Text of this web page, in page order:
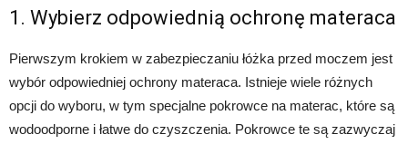
1. Wybierz odpowiednią ochronę materaca
Pierwszym krokiem w zabezpieczaniu łóżka przed moczem jest
wybór odpowiedniej ochrony materaca. Istnieje wiele różnych
opcji do wyboru, w tym specjalne pokrowce na materac, które są
wodoodporne i łatwe do czyszczenia. Pokrowce te są zazwyczaj